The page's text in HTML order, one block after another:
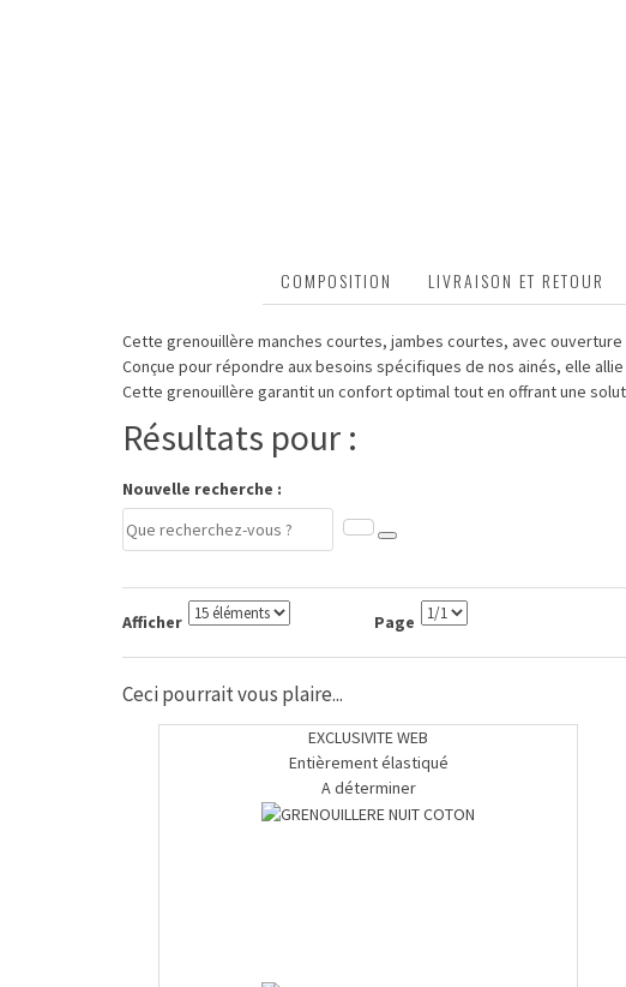
COMPOSITION LIVRAISON ET RETOUR
Cette grenouillère manches courtes, jambes courtes, avec
Conçue pour répondre aux besoins spécifiques de nos ainés, elle
Cette grenouillère garantit un confort optimal tout en offrant une
Résultats pour :
Nouvelle recherche :
Afficher Page
Ceci pourrait vous plaire...
EXCLUSIVITE WEB
Entièrement élastiqué
A déterminer